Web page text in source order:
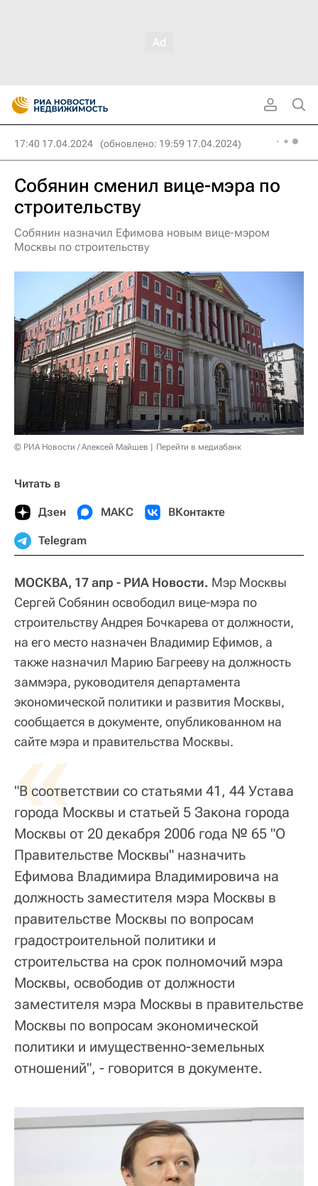
17:40 17.04.2024 (обновлено: 19:59 17.04.2024)
Собянин сменил вице-мэра по
строительству
Собянин назначил Ефимова новым вице-мэром
Москвы по строительству
© РИА Новости / Алексей Майшев Перейти в медиабанк
Читать в
Дзен МАКС ВКонтакте
Telegram
МОСКВА, 17 апр - РИА Новости. Мэр Москвы
Сергей Собянин освободил вице-мэра по
строительству Андрея Бочкарева от должности,
на его место назначен Владимир Ефимов, а
также назначил Марию Багрееву на должность
заммэра, руководителя департамента
экономической политики и развития Москвы,
сообщается в документе, опубликованном на
сайте мэра и правительства Москвы.
«
"В соответствии со статьями 41, 44 Устава
города Москвы и статьей 5 Закона города
Москвы от 20 декабря 2006 года № 65 "О
Правительстве Москвы" назначить
Ефимова Владимира Владимировича на
должность заместителя мэра Москвы в
правительстве Москвы по вопросам
градостроительной политики и
строительства на срок полномочий мэра
Москвы, освободив от должности
заместителя мэра Москвы в правительстве
Москвы по вопросам экономической
политики и имущественно-земельных
отношений", - говорится в документе.